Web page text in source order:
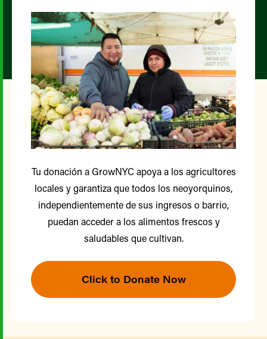
Tu donación a GrowNYC apoya a los agricultores
locales y garantiza que todos los neoyorquinos,
independientemente de sus ingresos o barrio,
puedan acceder a los alimentos frescos y
saludables que cultivan.
Click to Donate Now